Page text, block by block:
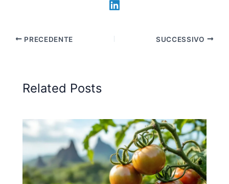
PRECEDENTE SUCCESSIVO
Related Posts